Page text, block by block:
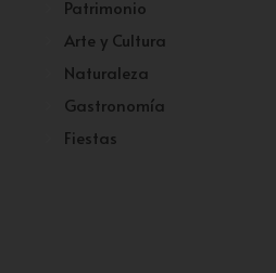
Patrimonio
Arte y Cultura
Naturaleza
Gastronomía
Fiestas